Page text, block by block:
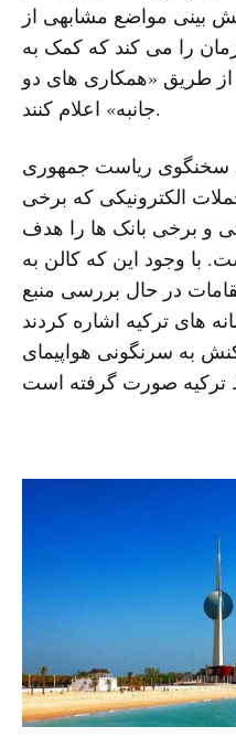
و پیش بینی مواضع مشابهی از
را می کند که کمک به
از طریق «همکاری های دو
جانبه» اعلام کنند.
سخنگوی ریاست جمهوری
الکترونیکی که برخی
و برخی بانک ها را هدف
با وجود این که کالن به
در حال بررسی منبع
های ترکیه اشاره کردند
به سرنگونی هواپیمای